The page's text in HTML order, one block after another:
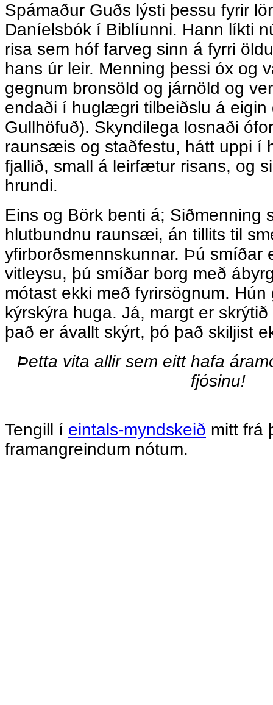
Spámaður Guðs lýsti þessu fyrir
Daníelsbók í Biblíunni. Hann líkti
risa sem hóf farveg sinn á fyrri
hans úr leir. Menning þessi óx og
gegnum bronsöld og járnöld og
endaði í huglægri tilbeiðslu á eigin
Gullhöfuð). Skyndilega losnaði
raunsæis og staðfestu, hátt uppi í
fjallið, small á leirfætur risans, og
hrundi.
Eins og Börk benti á; Siðmenning
hlutbundnu raunsæi, án tillits til
yfirborðsmennskunnar. Þú smíðar
vitleysu, þú smíðar borg með
mótast ekki með fyrirsögnum.
kýrskýra huga. Já, margt er
það er ávallt skýrt, þó það skiljist
Þetta vita allir sem eitt hafa
fjósinu!
Tengill í eintals-myndskeið mitt frá
framangreindum nótum.